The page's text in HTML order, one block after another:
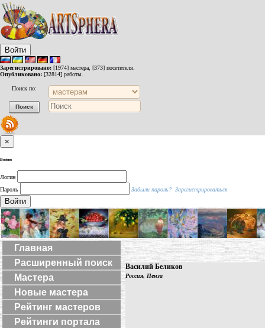
Войти
Зарегистрировано: [1974] мастера, [373] посетителя.
Опубликовано: [32814] работы.
Поиск по:
×
Войти
Логин
Пароль
Забыли пароль? Зарегистрироваться
Войти
Главная
Расширенный поиск
Мастера
Новые мастера
Рейтинг мастеров
Рейтинги портала
Василий Беликов
Россия, Пенза